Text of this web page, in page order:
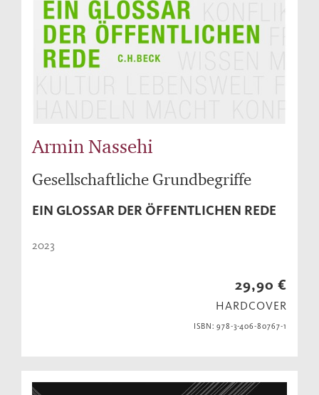
Armin Nassehi
Gesellschaftliche Grundbegriffe
EIN GLOSSAR DER ÖFFENTLICHEN REDE
2023
29,90 €
HARDCOVER
ISBN: 978-3-406-80767-1